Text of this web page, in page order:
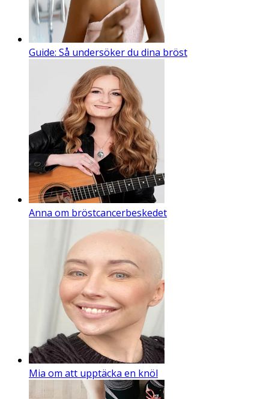
Guide: Så undersöker du dina bröst
Anna om bröstcancerbeskedet
Mia om att upptäcka en knöl